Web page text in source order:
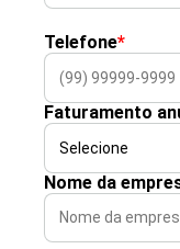
Telefone*
Faturamento
Nome da